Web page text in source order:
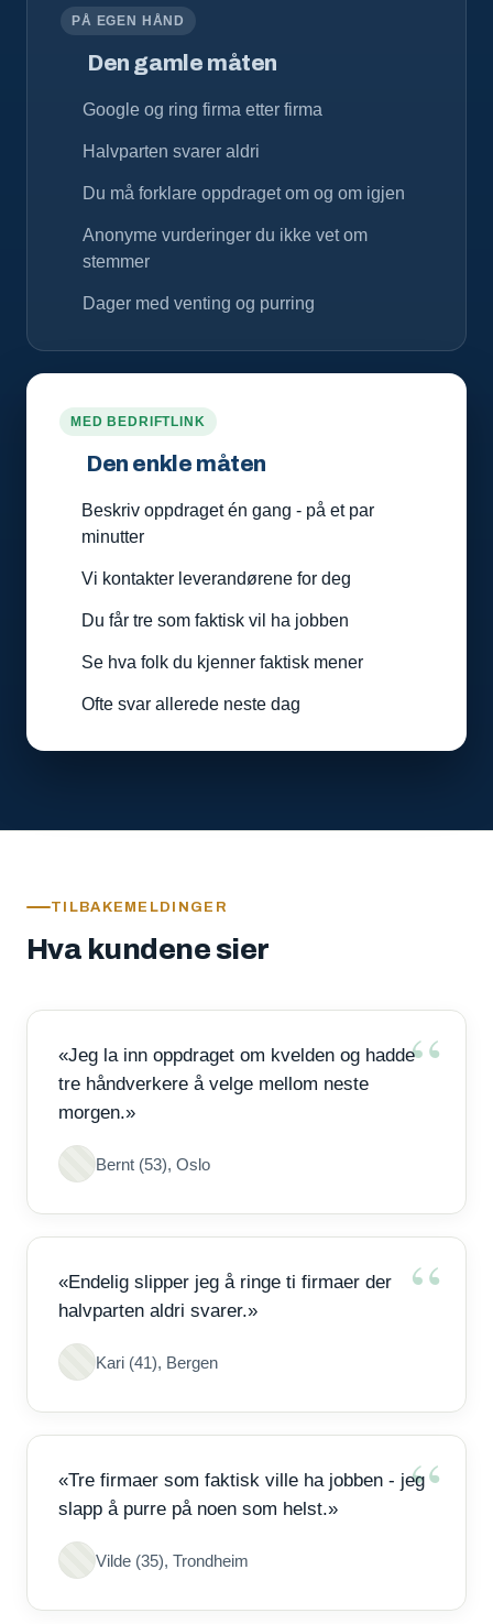
PÅ EGEN HÅND
Den gamle måten
Google og ring firma etter firma
Halvparten svarer aldri
Du må forklare oppdraget om og om igjen
Anonyme vurderinger du ikke vet om
stemmer
Dager med venting og purring
MED BEDRIFTLINK
Den enkle måten
Beskriv oppdraget én gang - på et par
minutter
Vi kontakter leverandørene for deg
Du får tre som faktisk vil ha jobben
Se hva folk du kjenner faktisk mener
Ofte svar allerede neste dag
TILBAKEMELDINGER
Hva kundene sier
«Jeg la inn oppdraget om kvelden og hadde
tre håndverkere å velge mellom neste
morgen.»
Bernt (53), Oslo
«Endelig slipper jeg å ringe ti firmaer der
halvparten aldri svarer.»
Kari (41), Bergen
«Tre firmaer som faktisk ville ha jobben - jeg
slapp å purre på noen som helst.»
Vilde (35), Trondheim